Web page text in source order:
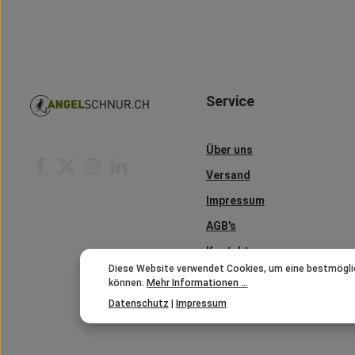
Service
Über uns
Versand
Impressum
AGB's
Kontakt
Diese Website verwendet Cookies, um eine
können. Mehr Informationen ...
Datenschutz | Impressum